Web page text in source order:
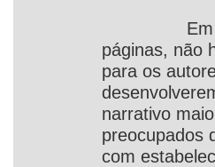
Em
páginas, não
para os
narrativo
preocupados
com